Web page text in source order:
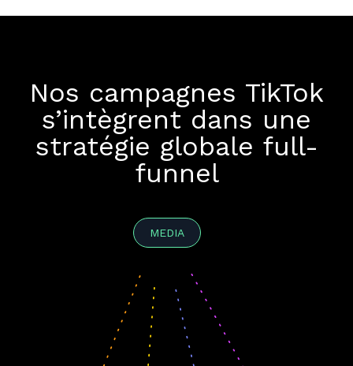
Nos campagnes TikTok
s’intègrent dans une
stratégie globale full-
funnel
MEDIA